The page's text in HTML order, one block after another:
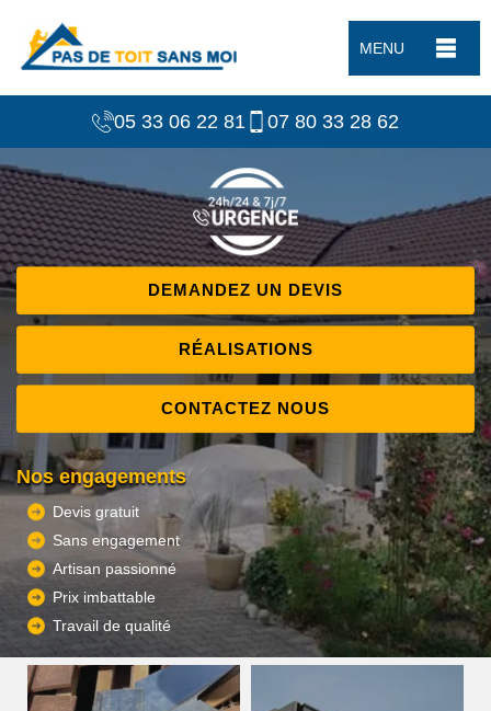
MENU
05 33 06 22 81 07 80 33 28 62
DEMANDEZ UN DEVIS
RÉALISATIONS
CONTACTEZ NOUS
Nos engagements
Devis gratuit
Sans engagement
Artisan passionné
Prix imbattable
Travail de qualité